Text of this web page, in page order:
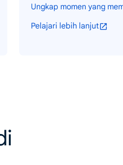
Ungkap momen yang
Pelajari lebih lanjut